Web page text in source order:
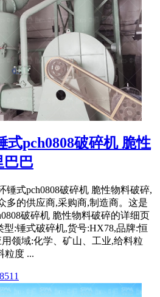
式pch0808破碎机 脆性
巴巴
锤式pch0808破碎机 脆性物料破碎,
多的供应商,采购商,制造商。这是
破碎机 脆性物料破碎的详细页
型:锤式破碎机,货号:HX78,品牌:恒
用领域:化学、矿山、工业,给料粒
粒度 ...